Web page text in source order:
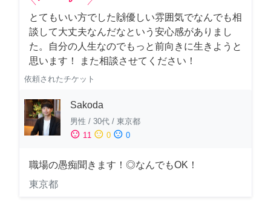
とてもいい方でした🙌優しい雰囲気でなんでも相
談して大丈夫なんだなという安心感がありまし
た。自分の人生なのでもっと前向きに生きようと
思います！ また相談させてください！
依頼されたチケット
Sakoda
男性 / 30代 / 東京都
sentiment_satisfied 11 sentiment_neutral 0 sentiment_dissatisfied 0
職場の愚痴聞きます！◎なんでもOK！
東京都